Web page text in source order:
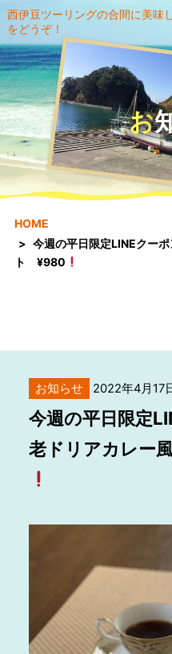
西伊豆ツーリングの合間に美味
をどうぞ！
HOME
今週の平日限定LINEクー
ト ¥980
お知らせ 2022年4月17
今週の平日限定
老ドリアカレー